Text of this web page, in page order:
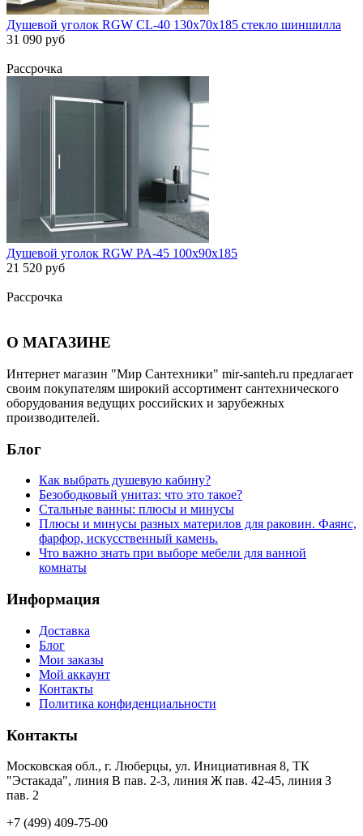
Душевой уголок RGW CL-40 130х70х185 стекло шиншилла
31 090 руб
Рассрочка
Душевой уголок RGW PA-45 100х90х185
21 520 руб
Рассрочка
О МАГАЗИНЕ
Интернет магазин "Мир Сантехники" mir-santeh.ru предлагает
своим покупателям широкий ассортимент сантехнического
оборудования ведущих российских и зарубежных
производителей.
Блог
Как выбрать душевую кабину?
Безободковый унитаз: что это такое?
Стальные ванны: плюсы и минусы
Плюсы и минусы разных материлов для раковин. Фаянс,
фарфор, искусственный камень.
Что важно знать при выборе мебели для ванной
комнаты
Информация
Доставка
Блог
Мои заказы
Мой аккаунт
Контакты
Политика конфиденциальности
Контакты
Московская обл., г. Люберцы, ул. Инициативная 8, ТК
"Эстакада", линия В пав. 2-3, линия Ж пав. 42-45, линия З
пав. 2
+7 (499) 409-75-00